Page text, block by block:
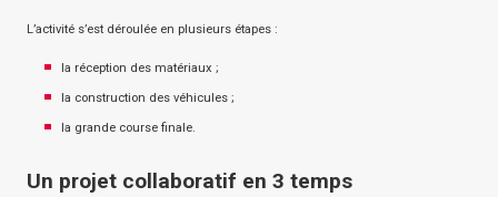
L’activité s’est déroulée en plusieurs étapes :
la réception des matériaux ;
la construction des véhicules ;
la grande course finale.
Un projet collaboratif en 3 temps